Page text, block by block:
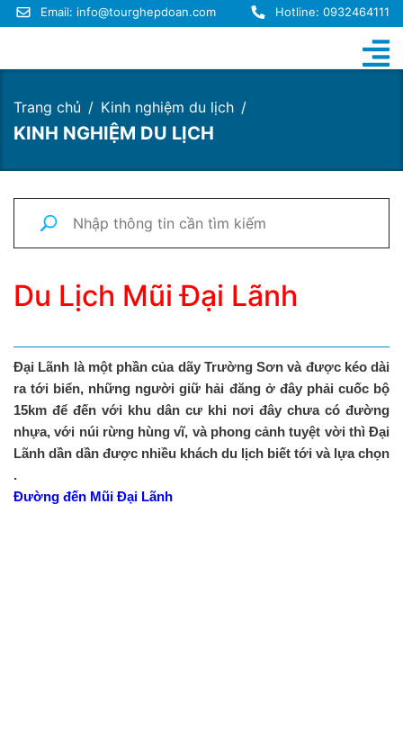
Email: info@tourghepdoan.com Hotline: 0932464111
Trang chủ Kinh nghiệm du lịch
KINH NGHIỆM DU LỊCH
Du Lịch Mũi Đại Lãnh
Đại Lãnh là một phần của dãy Trường Sơn và được kéo dài
ra tới biển, những người giữ hải đăng ở đây phải cuốc bộ
15km để đến với khu dân cư khi nơi đây chưa có đường
nhựa, với núi rừng hùng vĩ, và phong cảnh tuyệt vời thì Đại
Lãnh dần dần được nhiều khách du lịch biết tới và lựa chọn
.
Đường đến Mũi Đại Lãnh